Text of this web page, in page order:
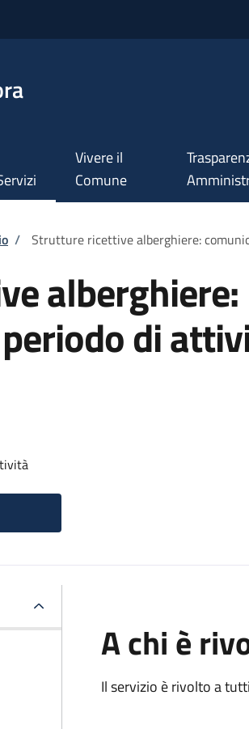
Vivere il
Comune
/ Strutture ricettive alberghiere:
alberghiere:
di
A chi è
Il servizio è rivolto a